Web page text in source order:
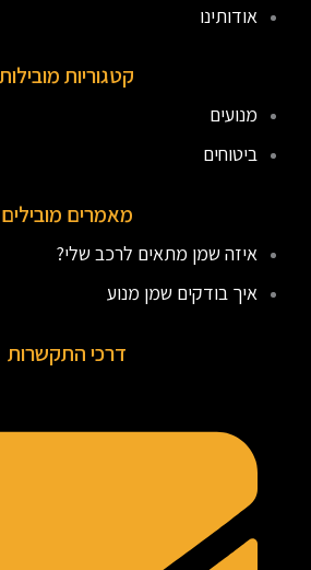
אודותינו
קטגוריות מובילות
מנועים
ביטוחים
מאמרים מובילים
איזה שמן מתאים לרכב שלי?
איך בודקים שמן מנוע
דרכי התקשרות